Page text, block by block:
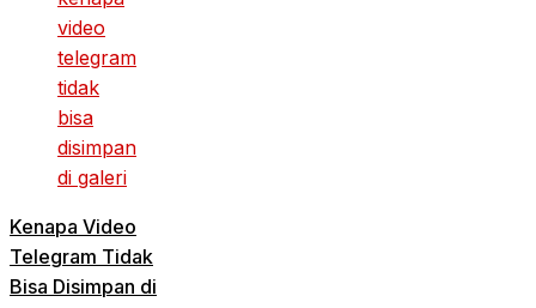
Kenapa Video
Telegram Tidak
Bisa Disimpan di